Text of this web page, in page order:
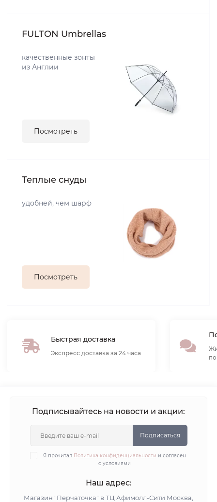
FULTON Umbrellas
качественные зонты
из Англии
Посмотреть
Теплые снуды
удобней, чем шарф
Посмотреть
Быстрая доставка
Экспресс доставка за 24 часа
Подписывайтесь на новости и акции:
Подписаться
Я прочитал Политика конфиденциальности и согласен
с условиями
Наш адрес:
Магазин "Перчаточка" в ТЦ Афимолл-Сити Москва,